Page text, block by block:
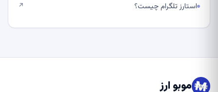
استارز تلگرام چیست؟ ↗
موبو ارز